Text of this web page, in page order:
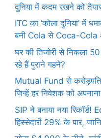
दुनिया में कदम रखने को
ITC का ‘कोला दुनिया’ में
बनी Cola से Coca-Cola
घर की तिजोरी से निकला 50
रहे हैं पुराने गहने?
Mutual Fund से
जिन्हें हर निवेशक को अपनाना
SIP ने बनाया नया
हिस्सेदारी 29% के पार,